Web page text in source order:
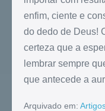
enfim, ciente e
do dedo de Deus!
certeza que a
lembrar sempre
que antecede a
Arquivado em: